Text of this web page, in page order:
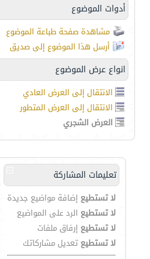
أدوات الموضوع
مشاهدة صفحة طباعة الموضوع
أرسل هذا الموضوع إلى صديق
انواع عرض الموضوع
الانتقال إلى العرض العادي
الانتقال إلى العرض المتطور
العرض الشجري
تعليمات المشاركة
لا تستطيع إضافة مواضيع جديدة
لا تستطيع الرد على المواضيع
لا تستطيع إرفاق ملفات
لا تستطيع تعديل مشاركاتك